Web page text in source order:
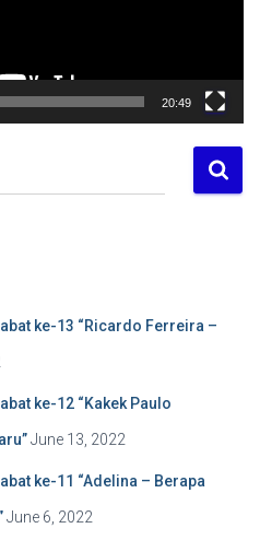
20:49
ke-13 “Ricardo Ferreira –
ke-12 “Kakek Paulo
June 13, 2022
ke-11 “Adelina – Berapa
June 6, 2022